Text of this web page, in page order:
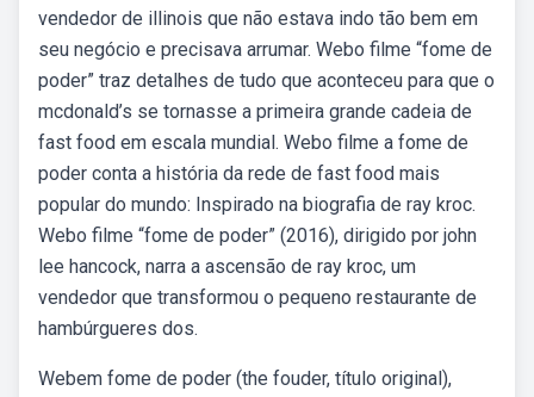
vendedor de illinois que não estava indo tão bem em
seu negócio e precisava arrumar. Webo filme “fome de
poder” traz detalhes de tudo que aconteceu para que o
mcdonald’s se tornasse a primeira grande cadeia de
fast food em escala mundial. Webo filme a fome de
poder conta a história da rede de fast food mais
popular do mundo: Inspirado na biografia de ray kroc.
Webo filme “fome de poder” (2016), dirigido por john
lee hancock, narra a ascensão de ray kroc, um
vendedor que transformou o pequeno restaurante de
hambúrgueres dos.
Webem fome de poder (the fouder, título original),